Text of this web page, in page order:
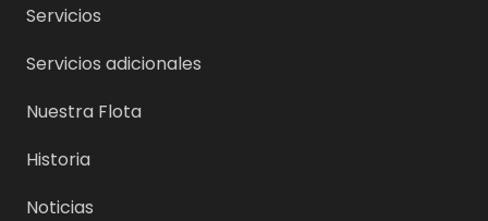
Servicios
Servicios adicionales
Nuestra Flota
Historia
Noticias